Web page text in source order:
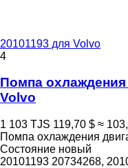
20101193 для Volvo
4
Помпа охлаждения
Volvo
1 103 TJS 119,70 $ ≈
Помпа охлаждения
Состояние новый
20101193 20734268,